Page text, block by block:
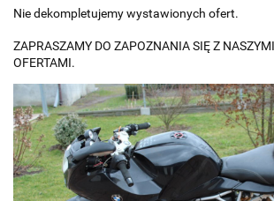
Nie dekompletujemy wystawionych ofert.
ZAPRASZAMY DO ZAPOZNANIA SIĘ Z
OFERTAMI.